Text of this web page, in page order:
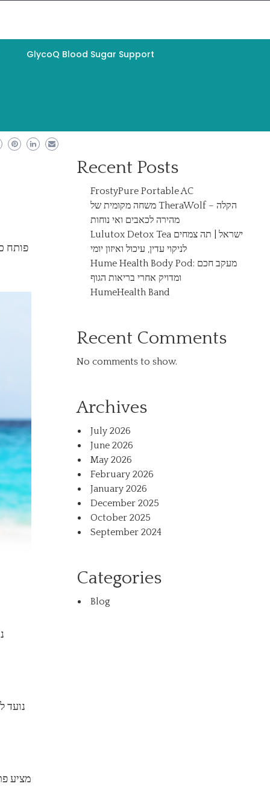
GlycoQ Blood Sugar Support
Recent Posts
FrostyPure Portable AC
משחה מקומית של TheraWolf – הקלה
מהירה לכאבים ואי נוחות
Lulutox Detox Tea ישראל | תה צמחים
לניקוי עדין, עיכול ואיזון יומי
Hume Health Body Pod: מעקב חכם
ומדויק אחרי בריאות הגוף
HumeHealth Band
Recent Comments
No comments to show.
Archives
July 2026
June 2026
May 2026
February 2026
January 2026
December 2025
October 2025
September 2024
Categories
Blog